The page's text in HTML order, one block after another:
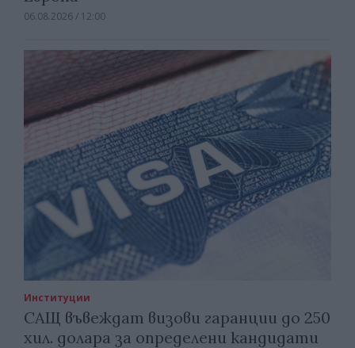
06.08.2026 / 12:00
Институции
САЩ въвеждат визови гаранции до 250
хил. долара за определени кандидати